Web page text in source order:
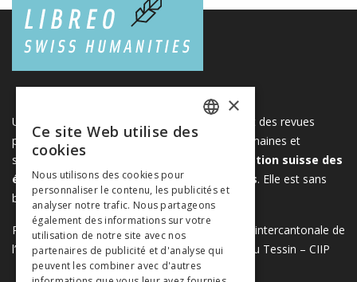
Une plateforme unique regroupant des livres et des revues
publiés par les éditeurs suisses de sciences humaines et
sociales. Libreo.ch est la propriété de l'
Association suisse des
éditeurs de sciences sociales et humaines. Elle est sans
but lucratif.www.editeurssuisses.ch
Projet réalisé avec le soutien de la Conférence intercantonale de
l’instruction publique de la Suisse romande et du Tessin – CIIP
ITALIAN
×
Ce site Web utilise des
cookies
Nous utilisons des cookies pour
personnaliser le contenu, les publicités et
analyser notre trafic. Nous partageons
également des informations sur votre
utilisation de notre site avec nos
partenaires de publicité et d'analyse qui
peuvent les combiner avec d'autres